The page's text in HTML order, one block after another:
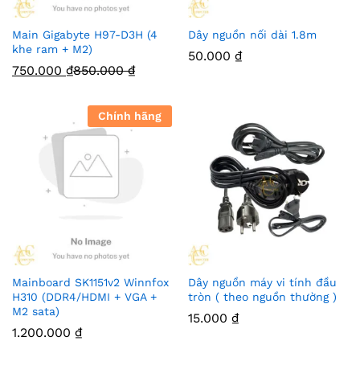
Main Gigabyte H97-D3H (4
khe ram + M2)
750.000 ₫850.000₫
Dây nguồn nối dài 1.8m
50.000 ₫
Chính hãng
Mainboard SK1151v2 Winnfox
H310 (DDR4/HDMI + VGA +
M2 sata)
1.200.000 ₫
Dây nguồn máy vi tính đầu
tròn ( theo nguồn thường )
15.000 ₫